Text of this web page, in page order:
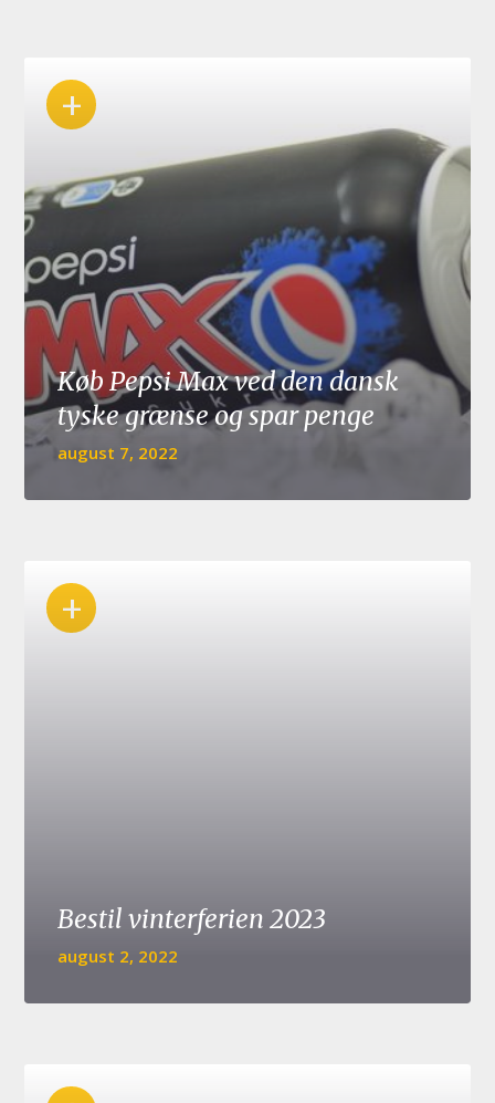
Køb Pepsi Max ved den dansk
tyske grænse og spar penge
august 7, 2022
+
Bestil vinterferien 2023
august 2, 2022
+